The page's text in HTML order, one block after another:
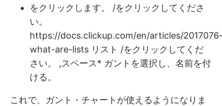
をクリックします。 /をクリックしてくださ
い。
https://docs.clickup.com/en/articles/
what-are-lists リスト /をクリックしてくだ
さい。 ,スペース* ガントを選択し、名前を付
ける。
これで、ガント・チャートが使えるようになりま